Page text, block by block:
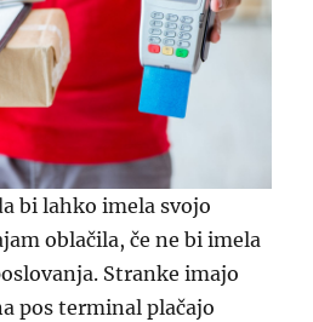
bi lahko imela svojo
oblačila, če ne bi imela
Stranke imajo
pos terminal plačajo